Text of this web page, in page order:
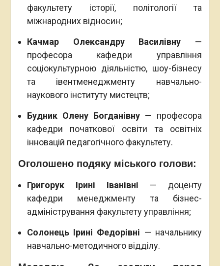
факультету історії, політології та
міжнародних відносин;
Качмар Олександру Василівну —
професора кафедри управління
соціокультурною діяльністю, шоу-бізнесу
та івентменеджменту навчально-
наукового інституту мистецтв;
Будник Олену Богданівну — професора
кафедри початкової освіти та освітніх
інновацій педагогічного факультету.
Оголошено подяку міського голови:
Григорук Ірині Іванівні — доценту
кафедри менеджменту та бізнес-
адміністрування факультету управління;
Солонець Ірині Федорівні — начальнику
навчально-методичного відділу.